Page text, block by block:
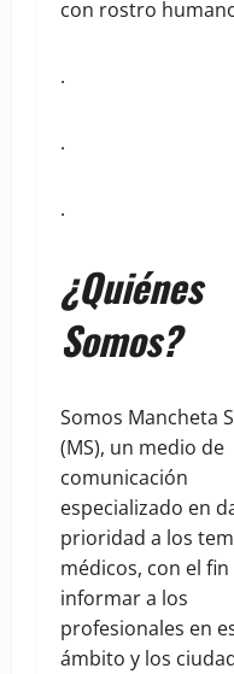
con rostro
.
.
.
¿Quiénes
Somos?
Somos Mancheta
(MS), un medio de
comunicación
especializado en
prioridad a los
médicos, con el fin
informar a los
profesionales en
ámbito y los